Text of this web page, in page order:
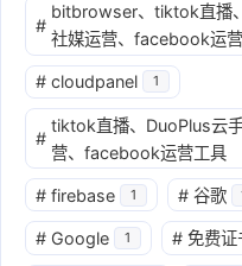
#
bitbrowser、tiktok直播
社媒运营、facebook运
# cloudpanel 1
#
tiktok直播、DuoPlus云
营、facebook运营工具
# firebase 1 # 谷歌
# Google 1 # 免费证